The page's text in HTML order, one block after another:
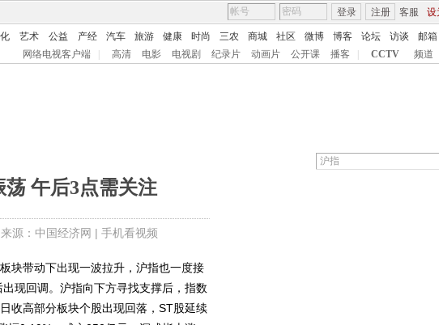
客服 设
登录 注册
艺术 公益 产经 汽车 旅游 健康 时尚 三农 商城 社区 微博 博客 论坛 访谈 邮箱
网络电视客户端 高清 电影 电视剧 纪录片 动画片 公开课 播客 CCTV 频道
午后3点需关注
源：中国经济网 | 手机看视频
带动下出现一波拉升，沪指也一度接
现回调。沪指向下方寻找支撑后，指数
收高部分板块个股出现回落，ST股延续